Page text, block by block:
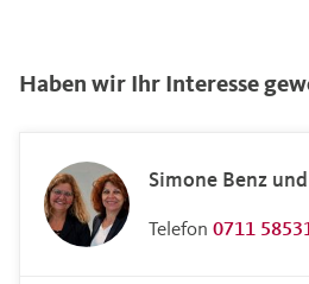
Haben wir Ihr Interesse
Simone Benz
Telefon 0711